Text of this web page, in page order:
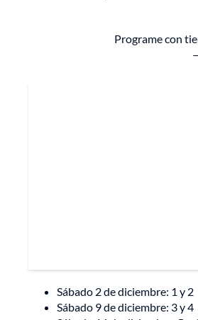
Programe con
Sábado 2 de diciembre: 1 y 2
Sábado 9 de diciembre: 3 y 4